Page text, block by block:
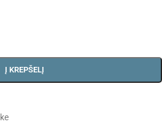
Į KREPŠELĮ